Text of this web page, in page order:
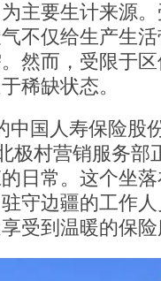
主要生计来源
不仅给生产生
然而，受限于
稀缺状态。
中国人寿保险股
极村营销服务
日常。这个坐
守边疆的工作
受到温暖的保